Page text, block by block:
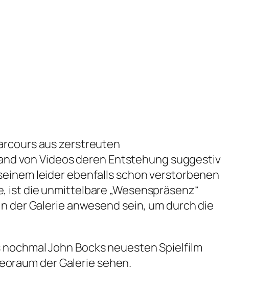
aus zerstreuten
von Videos deren Entstehung suggestiv
leider ebenfalls schon verstorbenen
die unmittelbare „Wesenspräsenz“
der Galerie anwesend sein, um durch die
nochmal John Bocks neuesten Spielfilm
der Galerie sehen.